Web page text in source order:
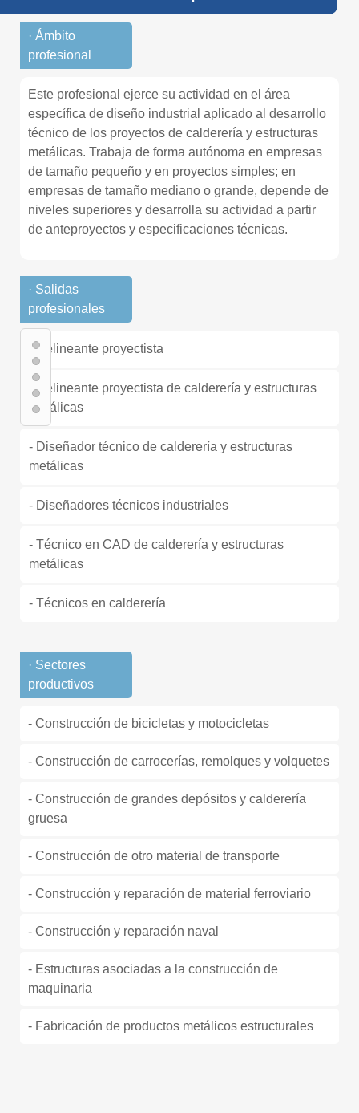
· Ámbito
profesional
Este profesional ejerce su actividad en el área
específica de diseño industrial aplicado al desarrollo
técnico de los proyectos de calderería y estructuras
metálicas. Trabaja de forma autónoma en empresas
de tamaño pequeño y en proyectos simples; en
empresas de tamaño mediano o grande, depende de
niveles superiores y desarrolla su actividad a partir
de anteproyectos y especificaciones técnicas.
· Salidas
profesionales
- Delineante proyectista
- Delineante proyectista de calderería y estructuras
metálicas
- Diseñador técnico de calderería y estructuras
metálicas
- Diseñadores técnicos industriales
- Técnico en CAD de calderería y estructuras
metálicas
- Técnicos en calderería
· Sectores
productivos
- Construcción de bicicletas y motocicletas
- Construcción de carrocerías, remolques y volquetes
- Construcción de grandes depósitos y calderería
gruesa
- Construcción de otro material de transporte
- Construcción y reparación de material ferroviario
- Construcción y reparación naval
- Estructuras asociadas a la construcción de
maquinaria
- Fabricación de productos metálicos estructurales